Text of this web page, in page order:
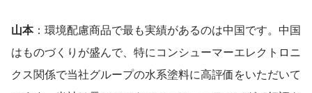
山本：環境配慮商品で最も実績があるのは中国です。中国
はものづくりが盛んで、特にコンシューマーエレクトロニ
クス関係で当社グループの水系塗料に高評価をいただいて